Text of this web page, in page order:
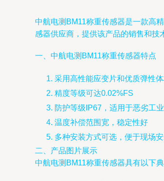
中航电测BM11称重传感器是一款高
感器供应商，提供该产品的销售和技
一、中航电测BM11称重传感器特点
采用高性能应变片和优质弹性
精度等级可达0.02%FS
防护等级IP67，适用于恶劣工
温度补偿范围宽，稳定性好
多种安装方式可选，便于现场
二、产品图片展示
中航电测BM11称重传感器具有以下典